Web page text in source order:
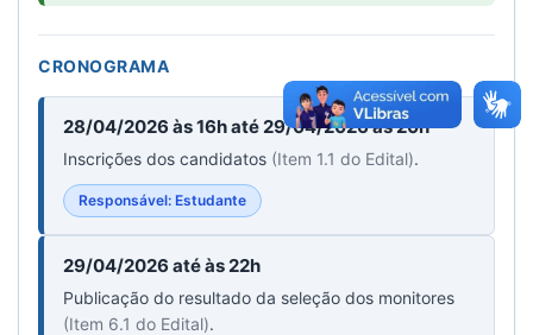
CRONOGRAMA
28/04/2026 às 16h até 29/04/2026 às 20h
Inscrições dos candidatos (Item 1.1 do Edital).
Responsável: Estudante
29/04/2026 até às 22h
Publicação do resultado da seleção dos monitores
(Item 6.1 do Edital).